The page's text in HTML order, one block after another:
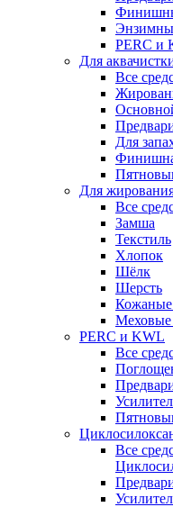
PERC и
Для
Все
Для
Для
Все
Замша
Текстиль
Хлопок
Шёлк
Шерсть
Кожаные
Меховые
PERC и KWL
Все
Все